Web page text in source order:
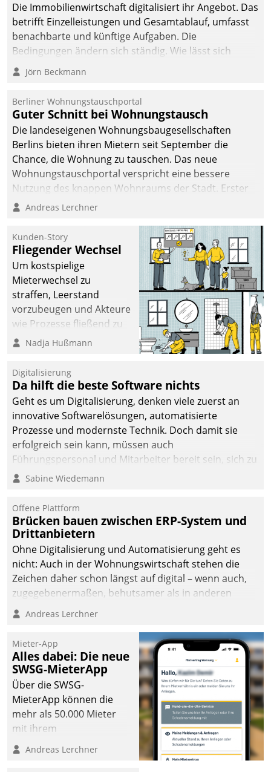
Die Immobilienwirtschaft digitalisiert ihr Angebot. Das
betrifft Einzelleistungen und Gesamtablauf, umfasst
benachbarte und künftige Aufgaben. Die
Bedingungen ändern sich ständig. Wie lässt sich
technisch die Kontrolle wahren und zugleich Freiraum
fürs Wachsen öffnen?
Jörn Beckmann
Berliner Wohnungstauschportal
Guter Schnitt bei Wohnungstausch
Die landeseigenen Wohnungsbaugesellschaften
Berlins bieten ihren Mietern seit September die
Chance, die Wohnung zu tauschen. Das neue
Wohnungstauschportal verspricht eine bessere
Nutzung des knappen Wohnraums der Stadt. Erster
Anwendungsfall für Datatrains Lösung API-Hub mit
Unternehmen.
Andreas Lerchner
Kunden-Story
Fliegender Wechsel
Um kostspielige
Mieterwechsel zu
straffen, Leerstand
vorzubeugen und Akteure
wie Prozesse fließend zu
vernetzen, nutzt die
Jahresbeginn eine
Überblick, Einsicht und
Eingriff bietende Lösung.
Zur Entwicklung setzte
man auf
Cloudtechnologie,
bewährte und Startup-
agile Projektmethoden.
Nadja Hußmann
Digitalisierung
Da hilft die beste Software nichts
Geht es um Digitalisierung, denken viele zuerst an
innovative Softwarelösungen, automatisierte
Prozesse und modernste Technik. Doch damit sie
erfolgreich sein kann, müssen auch
Führungspersonal und Mitarbeiter bereit sein, sich zu
verändern und anzupassen, sonst werden sie an ihr
Sabine Wiedemann
Offene Plattform
Brücken bauen zwischen ERP-System und
Drittanbietern
Ohne Digitalisierung und Automatisierung geht es
nicht: Auch in der Wohnungswirtschaft stehen die
Zeichen daher schon längst auf digital – wenn auch,
zugegebenermaßen, behutsamer als in anderen
Branchen.
Andreas Lerchner
Mieter-App
Alles dabei: Die neue
SWSG-MieterApp
Über die SWSG-
MieterApp können die
mehr als 50.000 Mieter
mit ihrem
Wohnungsunternehmen
kommunizieren, auf dem
Andreas Lerchner